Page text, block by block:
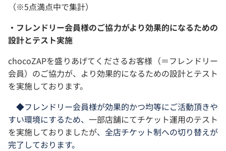
（※5点満点中で集計）
・フレンドリー会員様のご協力がより効果的になるための
設計とテスト実施
chocoZAPを盛りあげてくださるお客様（＝フレンドリー
会員）のご協力が、より効果的になるための設計とテスト
を実施しております。
◆フレンドリー会員様が効果的かつ均等にご活動頂きや
すい環境にするため、 一部店舗にてチケット運用のテスト
を実施しておりましたが、全店チケット制への切り替えが
完了しております。